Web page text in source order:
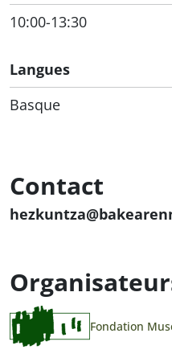
10:00-13:30
Langues
Basque
Contact
Fondation